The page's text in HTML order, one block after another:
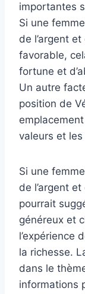
importantes
Si une
de l’argent
favorable,
fortune et
Un autre
position de
valeurs et les
Si une
de l’argent
pourrait
généreux et
l’expérience
la richesse.
dans le
informations